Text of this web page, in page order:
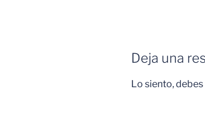
Deja una
Lo siento,